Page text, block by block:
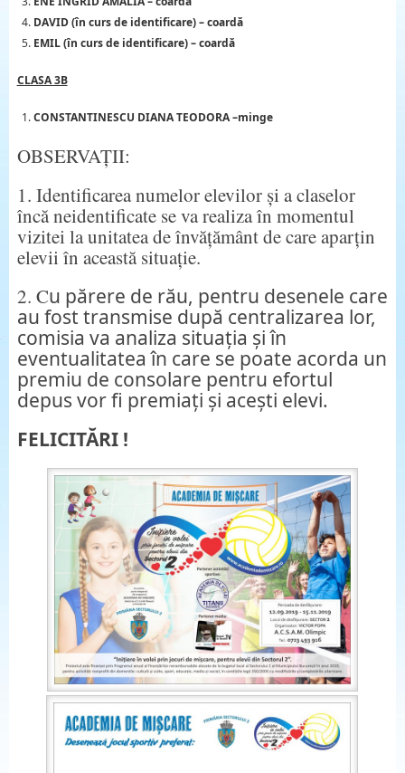
DAVID(în curs de identificare)– coardă
EMIL(în curs de identificare)– coardă
CLASA 3B
CONSTANTINESCU DIANA TEODORA –minge
OBSERVAȚII:
1. Identificarea numelor elevilor și a claselor
încă neidentificate se va realiza în momentul
vizitei la unitatea de învățământ de care aparțin
elevii în această situație.
2. Cu părere de rău, pentru desenele care
au fost transmise după centralizarea lor,
comisia va analiza situația și în
eventualitatea în care se poate acorda un
premiu de consolare pentru efortul
depus vor fi premiați și acești elevi.
FELICITĂRI !